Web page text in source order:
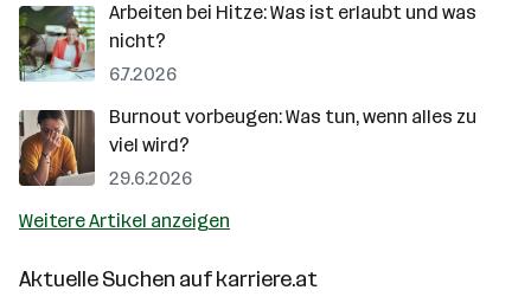
Arbeiten bei Hitze: Was ist erlaubt und was
nicht?
6.7.2026
Burnout vorbeugen: Was tun, wenn alles zu
viel wird?
29.6.2026
Weitere Artikel anzeigen
Aktuelle Suchen aufkarriere.at